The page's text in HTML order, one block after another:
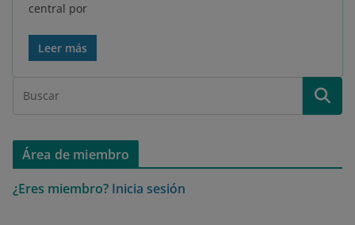
central por
Leer más
Área de miembro
¿Eres miembro? Inicia sesión